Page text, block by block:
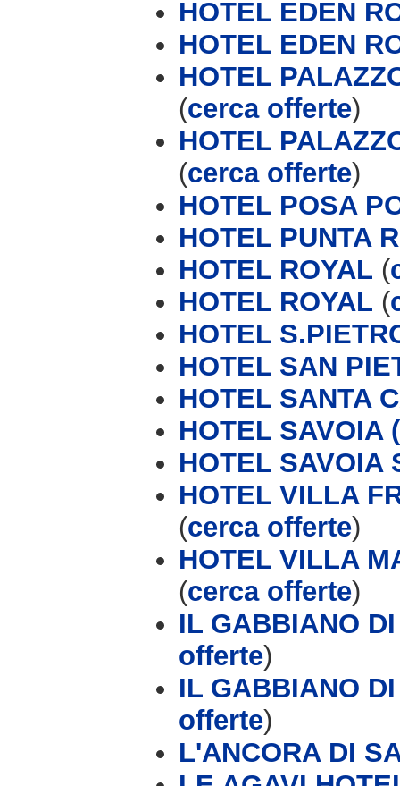
HOTEL EDEN
HOTEL EDEN
HOTEL
(cerca offerte)
HOTEL
(cerca offerte)
HOTEL POSA
HOTEL PUNTA
HOTEL ROYAL (
HOTEL ROYAL (
HOTEL
HOTEL SAN
HOTEL SANTA
HOTEL SAVOIA
HOTEL SAVOIA
HOTEL VILLA
(cerca offerte)
HOTEL VILLA
(cerca offerte)
IL GABBIANO
offerte)
IL GABBIANO
offerte)
L'ANCORA DI